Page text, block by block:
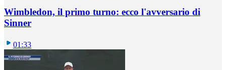
Wimbledon, il primo turno: ecco l'avversario di
Sinner
01:33